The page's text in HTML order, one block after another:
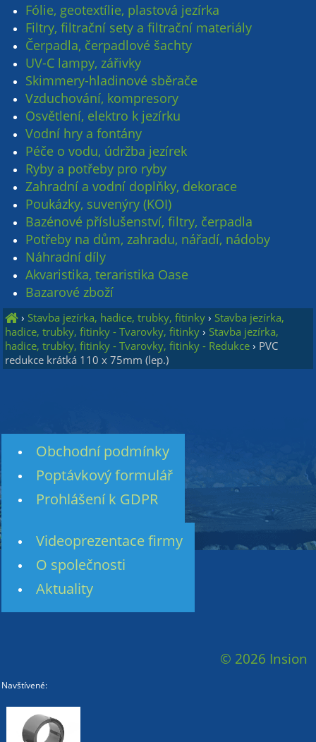
Fólie, geotextílie, plastová jezírka
Filtry, filtrační sety a filtrační materiály
Čerpadla, čerpadlové šachty
UV-C lampy, zářivky
Skimmery-hladinové sběrače
Vzduchování, kompresory
Osvětlení, elektro k jezírku
Vodní hry a fontány
Péče o vodu, údržba jezírek
Ryby a potřeby pro ryby
Zahradní a vodní doplňky, dekorace
Poukázky, suvenýry (KOI)
Bazénové příslušenství, filtry, čerpadla
Potřeby na dům, zahradu, nářadí, nádoby
Náhradní díly
Akvaristika, teraristika Oase
Bazarové zboží
› Stavba jezírka, hadice, trubky, fitinky › Stavba jezírka,
hadice, trubky, fitinky - Tvarovky, fitinky › Stavba jezírka,
hadice, trubky, fitinky - Tvarovky, fitinky - Redukce › PVC
redukce krátká 110 x 75mm (lep.)
Obchodní podmínky
Poptávkový formulář
Prohlášení k GDPR
Videoprezentace firmy
O společnosti
Aktuality
© 2026 Insion
Navštívené: